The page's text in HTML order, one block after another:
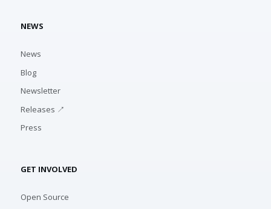
NEWS
News
Blog
Newsletter
Releases ↗
Press
GET INVOLVED
Open Source